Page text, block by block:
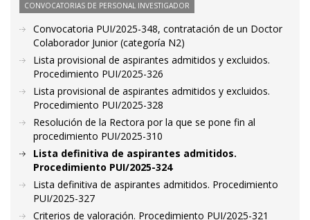
CONVOCATORIAS DE PERSONAL INVESTIGADOR
Convocatoria PUI/2025-348, contratación de un Doctor
Colaborador Junior (categoría N2)
Lista provisional de aspirantes admitidos y excluidos.
Procedimiento PUI/2025-326
Lista provisional de aspirantes admitidos y excluidos.
Procedimiento PUI/2025-328
Resolución de la Rectora por la que se pone fin al
procedimiento PUI/2025-310
Lista definitiva de aspirantes admitidos.
Procedimiento PUI/2025-324
Lista definitiva de aspirantes admitidos. Procedimiento
PUI/2025-327
Criterios de valoración. Procedimiento PUI/2025-321